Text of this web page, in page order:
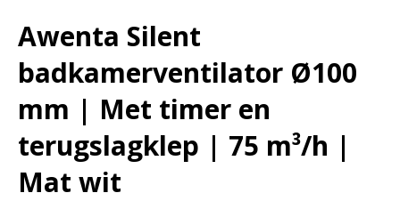
Awenta Silent
badkamerventilator Ø100
mm | Met timer en
terugslagklep | 75 m³/h |
Mat wit